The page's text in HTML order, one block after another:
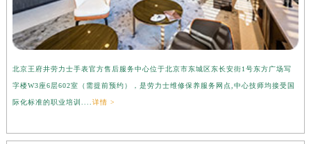
北京王府井劳力士手表官方售后服务中心位于北京市东城区东长安街1号东方广场写
字楼W3座6层602室（需提前预约），是劳力士维修保养服务网点,中心技师均接受国
际化标准的职业培训.... 详情 >